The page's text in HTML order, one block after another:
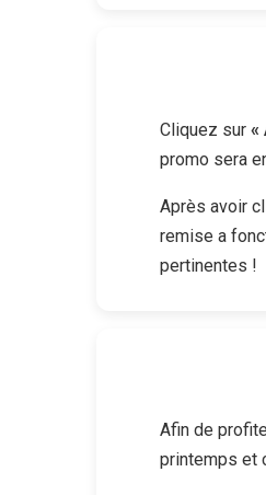
Cliquez sur «
promo sera
Après avoir
remise a
pertinentes !
Afin de
printemps et